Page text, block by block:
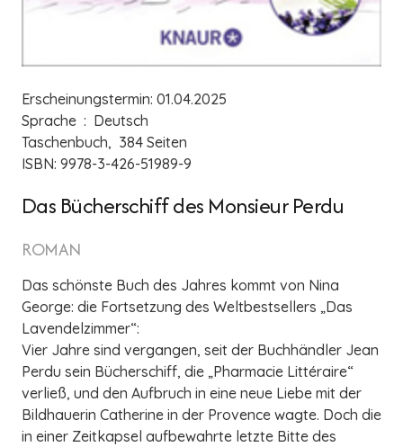
Das Bücherschiff des Monsieur Perdu
ROMAN
Das schönste Buch des Jahres kommt von Nina
George: die Fortsetzung des Weltbestsellers „Das
Lavendelzimmer“:
Vier Jahre sind vergangen, seit der Buchhändler Jean
Perdu sein Bücherschiff, die „Pharmacie Littéraire“
verließ, und den Aufbruch in eine neue Liebe mit der
Bildhauerin Catherine in der Provence wagte. Doch die
in einer Zeitkapsel aufbewahrte letzte Bitte des
Erscheinungstermin: 01.04.2025
Sprache ‏ : ‎ Deutsch
Taschenbuch, ‎ 384 Seiten
ISBN: ‎9978-3-426-51989-9